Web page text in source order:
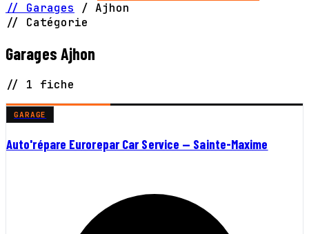
// Garages / Ajhon
// Catégorie
Garages Ajhon
// 1 fiche
GARAGE
Auto'répare Eurorepar Car Service — Sainte-Maxime